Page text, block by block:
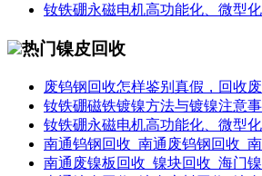
钕铁硼永磁电机高功能化、微型
热门镍皮回收
废钨钢回收怎样鉴别真假，回收
钕铁硼磁铁镀镍方法与镀镍注意
钕铁硼永磁电机高功能化、微型
南通钨钢回收_南通废钨钢回收_
南通废镍板回收_镍块回收_海门